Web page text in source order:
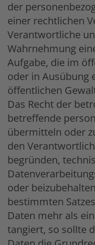
der
einer rechtlichen
Verantwortliche
Wahrnehmung
Aufgabe, die im
oder in Ausübung
öffentlichen
Das Recht der
betreffende
übermitteln oder
den
begründen,
oder
bestimmten
Daten mehr als
tangiert, so sollte